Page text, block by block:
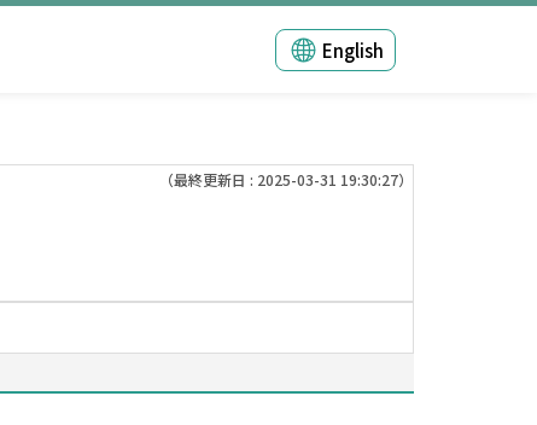
English
（最終更新日 : 2025-03-31 19:30:27）